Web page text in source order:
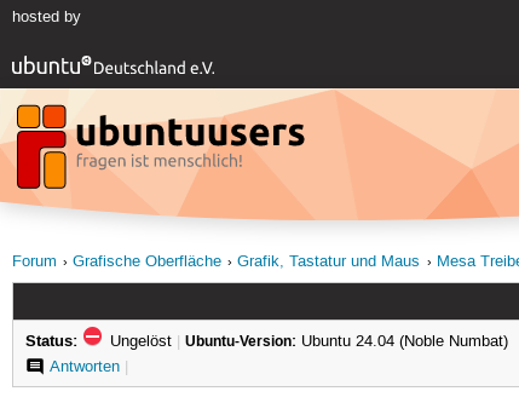
hosted by
Forum
Grafische Oberfläche Grafik, Tastatur und Maus Mesa
Status: Ungelöst | Ubuntu-Version: Ubuntu 24.04 (Noble Numbat)
Antworten|